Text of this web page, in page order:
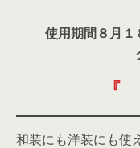
使用期間８月１
『
和装にも洋装にも使